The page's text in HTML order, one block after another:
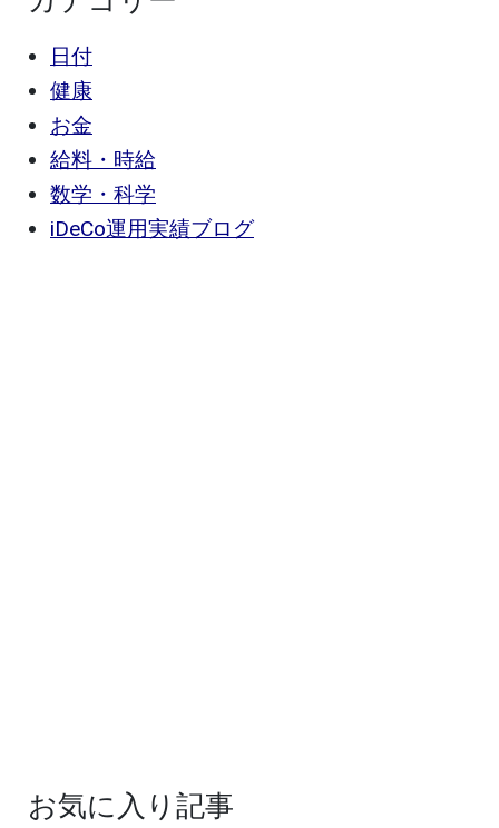
日付
健康
お金
給料・時給
数学・科学
iDeCo運用実績ブログ
お気に入り記事